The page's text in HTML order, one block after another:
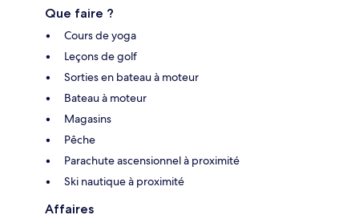
Que faire ?
Cours de yoga
Leçons de golf
Sorties en bateau à moteur
Bateau à moteur
Magasins
Pêche
Parachute ascensionnel à proximité
Ski nautique à proximité
Affaires